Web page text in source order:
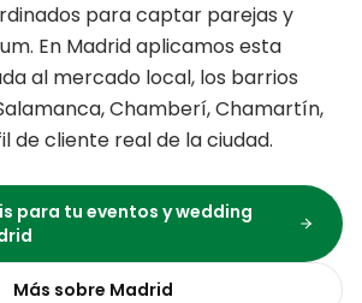
para captar parejas y
En Madridaplicamos esta
al mercado local, los barrios
Chamberí, Chamartín,
de cliente real de la ciudad.
para tueventos y wedding
Más sobre Madrid